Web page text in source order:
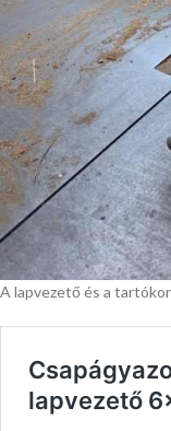
A lapvezető és a